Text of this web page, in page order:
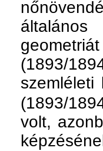
(1893/
(1893/
volt,